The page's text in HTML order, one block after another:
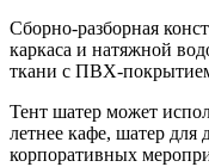
Сборно-разборная
каркаса и натяжной
ткани с ПВХ-
Тент шатер может
летнее кафе, шатер для
корпоративных